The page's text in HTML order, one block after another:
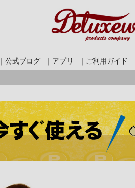
｜公式ブログ ｜アプリ ｜ご利用ガイド